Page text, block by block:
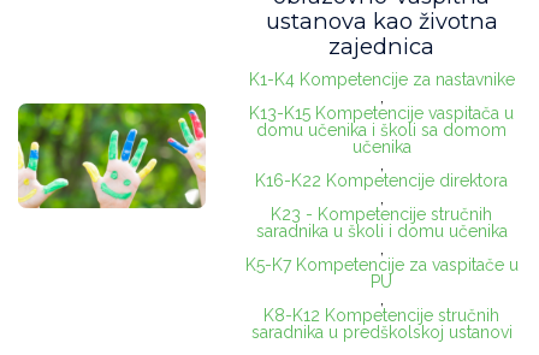
ustanova kao životna
zajednica
K1-K4 Kompetencije za nastavnike
,
K13-K15 Kompetencije vaspitača u
domu učenika i školi sa domom
učenika
,
K16-K22 Kompetencije direktora
,
K23 - Kompetencije stručnih
saradnika u školi i domu učenika
,
K5-K7 Kompetencije za vaspitače u
PU
,
K8-K12 Kompetencije stručnih
saradnika u predškolskoj ustanovi